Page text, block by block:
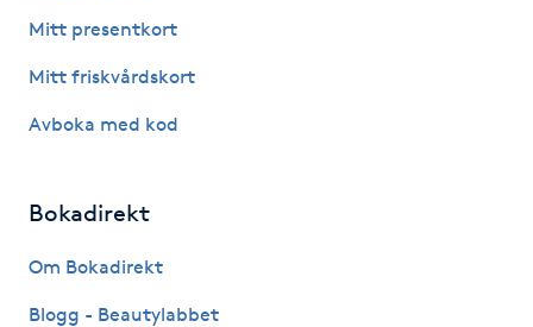
Herrklippning
Hot Stone Massage
Mitt presentkort
Mitt friskvårdskort
Avboka med kod
Bokadirekt
Om Bokadirekt
Blogg - Beautylabbet